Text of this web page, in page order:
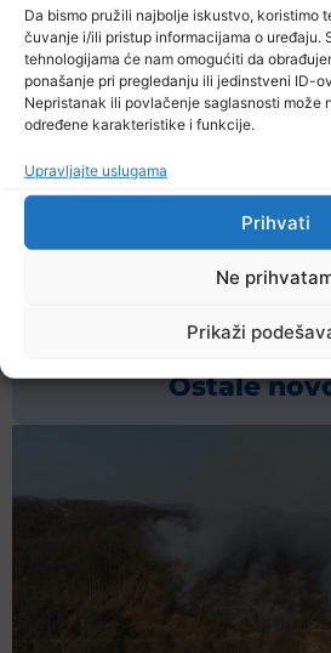
Da bismo pružili najbolje iskustvo, koristimo
čuvanje i/ili pristup informacijama o uređaju.
tehnologijama će nam omogućiti da
ponašanje pri pregledanju ili jedinstveni ID-
Nepristanak ili povlačenje saglasnosti može
određene karakteristike i funkcije.
Upravljajte uslugama
Prihvati
Ne
Prikaži
Postizanje nulte emisije
podrazumijeva smanjenje
prosječno 1,4 milijardi tona
Prethodna vijest
Ostale